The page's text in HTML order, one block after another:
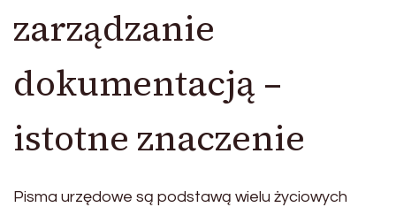
zarządzanie
dokumentacją –
istotne znaczenie
Pisma urzędowe są podstawą wielu życiowych